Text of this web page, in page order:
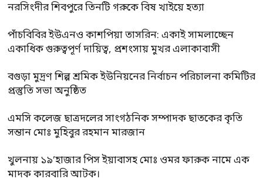
নরসিংদীর শিবপুরে তিনটি গরুকে বিষ খাইয়ে হত্যা
পাঁচবিবির ইউএনও কাশপিয়া তাসরিন: একাই সামলাচ্ছেন
একাধিক গুরুত্বপূর্ণ দায়িত্ব, প্রশংসায় মুখর এলাকাবাসী
বগুড়া মুদ্রণ শিল্প শ্রমিক ইউনিয়নের নির্বাচন পরিচালনা কমিটির
প্রস্তুতি সভা অনুষ্ঠিত
এমসি কলেজ ছাত্রদলের সাংগঠনিক সম্পাদক ছাতকের কৃতি
সন্তান মোঃ মুহিবুর রহমান মারজান
খুলনায় ১৯’হাজার পিস ইয়াবাসহ মোঃ ওমর ফারুক নামে এক
মাদক কারবারি আটক।